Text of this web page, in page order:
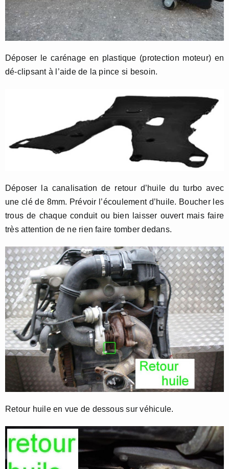
Déposer le carénage en plastique (protection moteur) en
dé-clipsant à l’aide de la pince si besoin.
Déposer la canalisation de retour d’huile du turbo avec
une clé de 8mm. Prévoir l’écoulement d’huile. Boucher les
trous de chaque conduit ou bien laisser ouvert mais faire
très attention de ne rien faire tomber dedans.
Retour huile en vue de dessous sur véhicule.